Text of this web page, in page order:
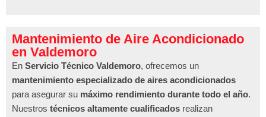
Mantenimiento de Aire Acondicionado
en Valdemoro
En Servicio Técnico Valdemoro, ofrecemos un
mantenimiento especializado de aires acondicionados
para asegurar su máximo rendimiento durante todo el año.
Nuestros técnicos altamente cualificados realizan